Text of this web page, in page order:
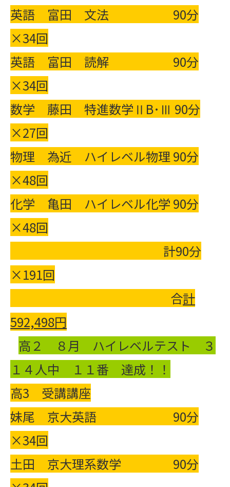
英語 富田 文法 90分
×34回
英語 富田 読解 90分
×34回
数学 藤田 特進数学ⅡB･Ⅲ 90分
×27回
物理 為近 ハイレベル物理 90分
×48回
化学 亀田 ハイレベル化学 90分
×48回
計90分
×191回
合計
592,498円
高２ ８月 ハイレベルテスト ３
１４人中 １１番 達成！！
高3 受講講座
妹尾 京大英語 90分
×34回
土田 京大理系数学 90分